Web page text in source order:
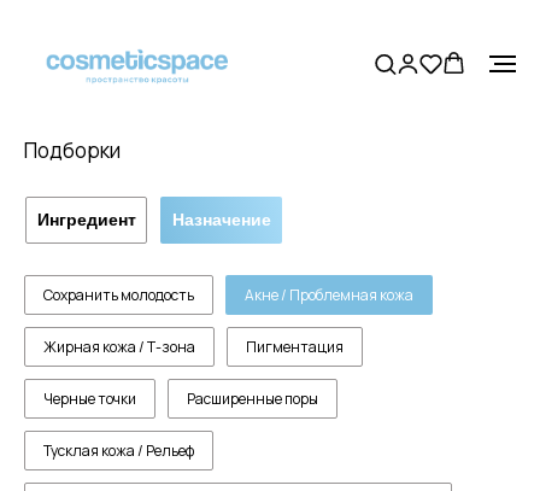
Подборки
Ингредиент Назначение
Сохранить молодость Акне / Проблемная кожа
Жирная кожа / Т-зона Пигментация
Черные точки Расширенные поры
Тусклая кожа / Рельеф